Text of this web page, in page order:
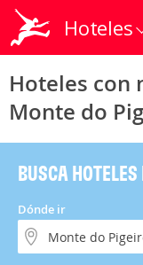
Hoteles
Hoteles con
Monte do
BUSCA
Dónde ir